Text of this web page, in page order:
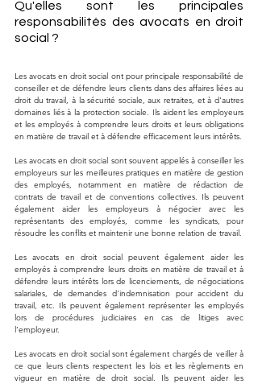
Qu'elles sont les principales
responsabilités des avocats en droit
social ?
Les avocats en droit social ont pour principale responsabilité de
conseiller et de défendre leurs clients dans des affaires liées au
droit du travail, à la sécurité sociale, aux retraites, et à d'autres
domaines liés à la protection sociale. Ils aident les employeurs
et les employés à comprendre leurs droits et leurs obligations
en matière de travail et à défendre efficacement leurs intérêts.
Les avocats en droit social sont souvent appelés à conseiller les
employeurs sur les meilleures pratiques en matière de gestion
des employés, notamment en matière de rédaction de
contrats de travail et de conventions collectives. Ils peuvent
également aider les employeurs à négocier avec les
représentants des employés, comme les syndicats, pour
résoudre les conflits et maintenir une bonne relation de travail.
Les avocats en droit social peuvent également aider les
employés à comprendre leurs droits en matière de travail et à
défendre leurs intérêts lors de licenciements, de négociations
salariales, de demandes d'indemnisation pour accident du
travail, etc. Ils peuvent également représenter les employés
lors de procédures judiciaires en cas de litiges avec
l’employeur.
Les avocats en droit social sont également chargés de veiller à
ce que leurs clients respectent les lois et les règlements en
vigueur en matière de droit social. Ils peuvent aider les